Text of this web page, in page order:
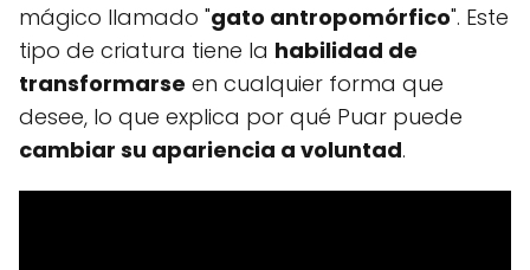
mágico llamado "gato antropomórfico". Este
tipo de criatura tiene la habilidad de
transformarse en cualquier forma que
desee, lo que explica por qué Puar puede
cambiar su apariencia a voluntad.